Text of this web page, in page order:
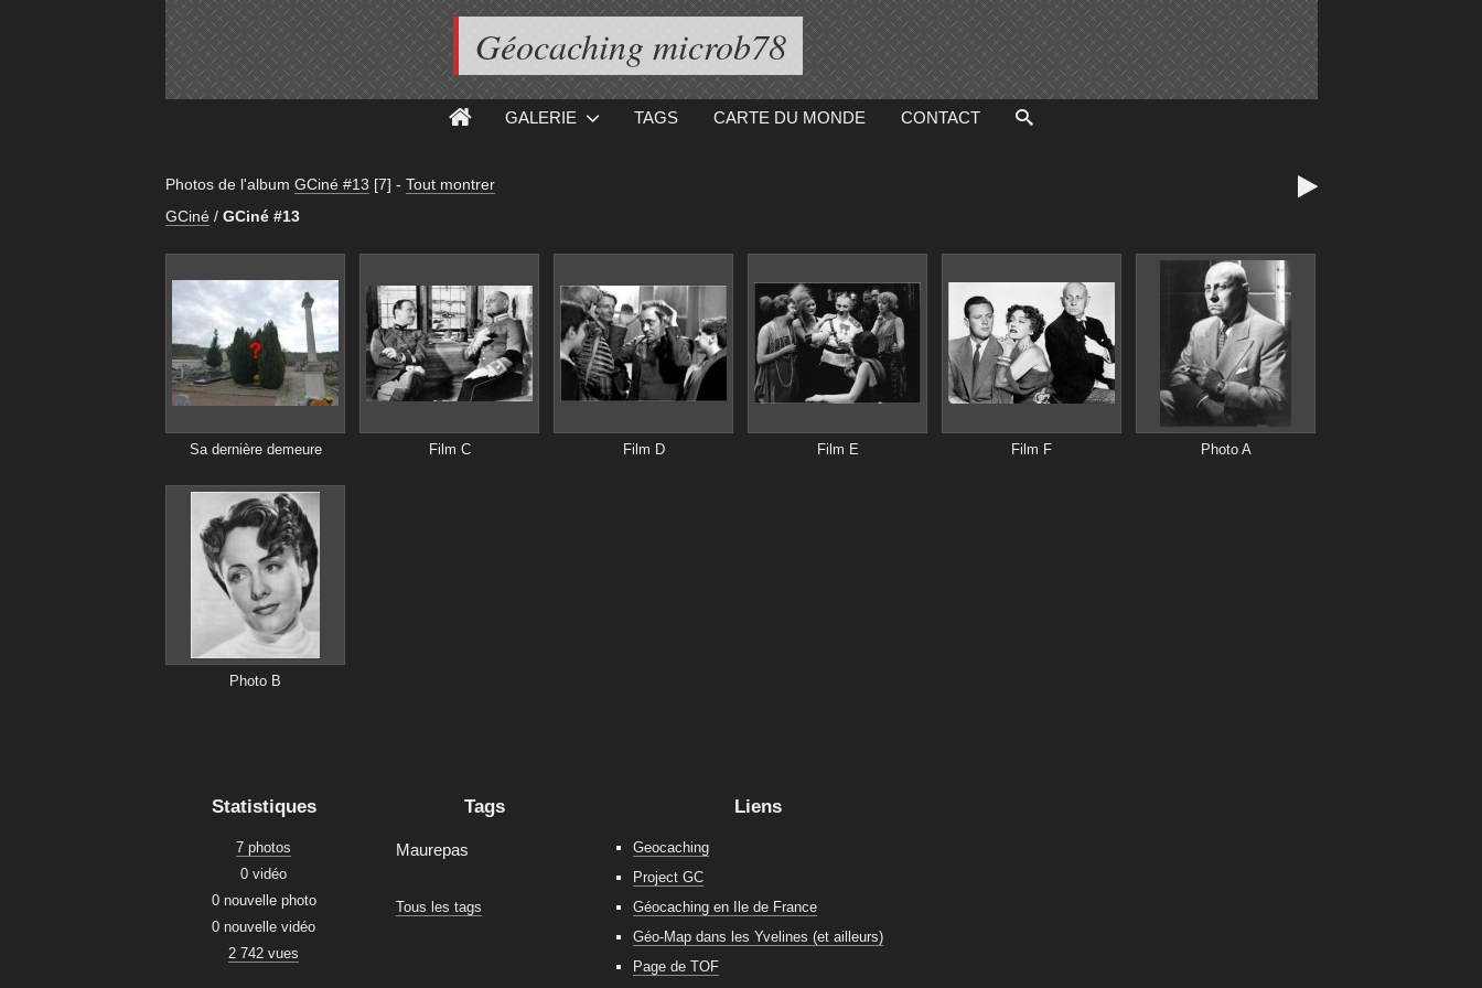
Géocaching microb78
GALERIE TAGS CARTE DU MONDE CONTACT
Photos de l'album GCiné #13 [7] - Tout montrer
GCiné / GCiné #13

Sa dernière demeure Film C Film D Film E Film F Photo A
Photo B
Statistiques
7 photos
0 vidéo
0 nouvelle photo
0 nouvelle vidéo
2 742 vues
Tags
Maurepas
Tous les tags
Liens
Geocaching
Project GC
Géocaching en Ile de France
Géo-Map dans les Yvelines (et ailleurs)
Page de TOF